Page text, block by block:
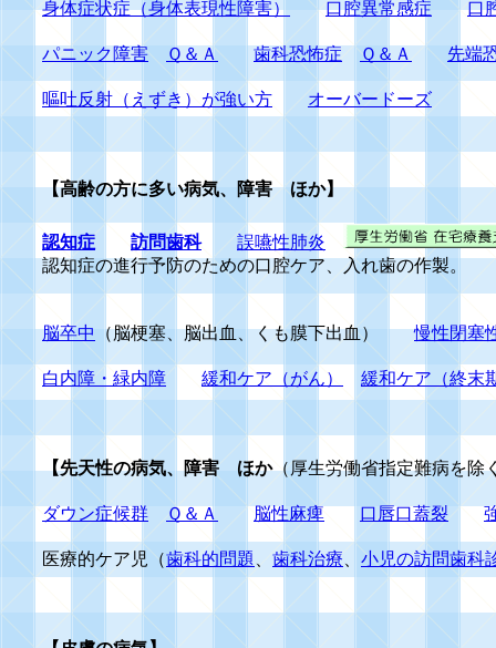
身体症状症（身体表現性障害） 口腔異常感症 口
パニック障害 Ｑ＆Ａ 歯科恐怖症 Ｑ＆Ａ 先端
嘔吐反射（えずき）が強い方 オーバードーズ
【高齢の方に多い病気、障害 ほか】
認知症 訪問歯科
誤嚥性肺炎
認知症の進行予防のための口腔ケア、入れ歯の作製。
脳卒中 （脳梗塞、脳出血、くも膜下出血）慢性閉塞
白内障・緑内障 緩和ケア（がん） 緩和ケア（終末
【先天性の病気、障害 ほか（厚生労働省指定難病を除
ダウン症候群 Ｑ＆Ａ 脳性麻痺 口唇口蓋裂
医療的ケア児（歯科的問題、 歯科治療、 小児の訪問歯科